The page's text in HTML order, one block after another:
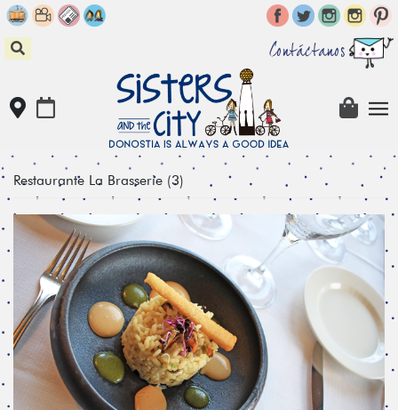
Skip
to
content
Contáctanos
Restaurante La Brasserie (3)